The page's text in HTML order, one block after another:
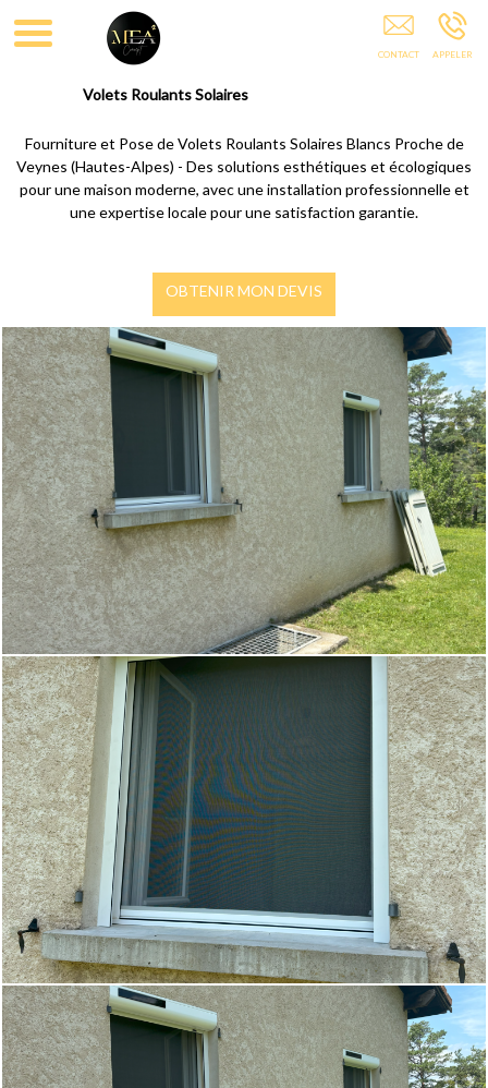
Volets Roulants Solaires
Fourniture et Pose de Volets Roulants Solaires Blancs Proche de
Veynes (Hautes-Alpes) - Des solutions esthétiques et écologiques
pour une maison moderne, avec une installation professionnelle et
une expertise locale pour une satisfaction garantie.
OBTENIR MON DEVIS